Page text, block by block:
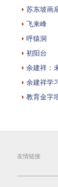
苏东坡画
飞来峰
呼猿洞
初阳台
余建祥：
余建祥学
教育金字
友情链接